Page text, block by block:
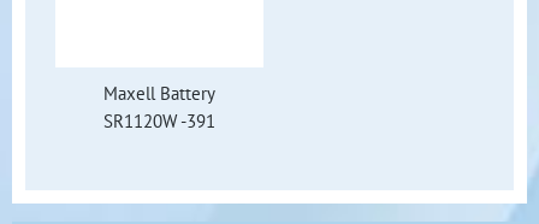
Maxell Battery
SR1120W -391